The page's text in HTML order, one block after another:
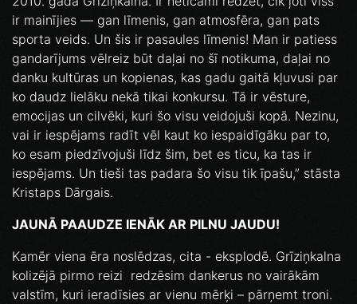
ir mainījies — gan līmenis, gan atmosfēra, gan pats
sporta veids. Un šis ir pasaules līmenis! Man ir patiess
gandarījums vēlreiz būt daļai no šī notikuma, daļai no
danku kultūras un kopienas, kas gadu gaitā kļuvusi par
ko daudz lielāku nekā tikai konkursu. Tā ir vēsture,
emocijas un cilvēki, kuri šo visu veidojuši kopā. Nezinu,
vai ir iespējams radīt vēl kaut ko iespaidīgāku par to,
ko esam piedzīvojuši līdz šim, bet es ticu, ka tas ir
iespējams. Un tieši tas padara šo visu tik īpašu,” stāsta
Kristaps Dārgais.
JAUNĀ PAAUDZE IENĀK AR PILNU JAUDU!
Kamēr viena ēra noslēdzas, cita - eksplodē. Grīziņkalna
kolizējā pirmo reizi redzēsim dankerus no vairākām
valstīm, kuri ieradīsies ar vienu mērķi – pārņemt troni.